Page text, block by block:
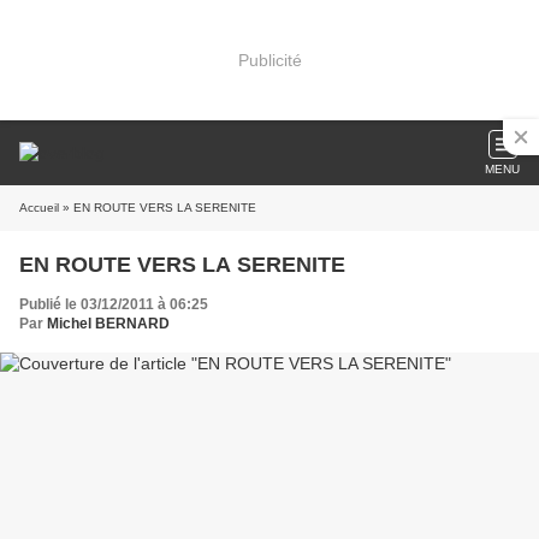
Publicité
MENU
Accueil » EN ROUTE VERS LA SERENITE
EN ROUTE VERS LA SERENITE
Publié le 03/12/2011 à 06:25
Par Michel BERNARD